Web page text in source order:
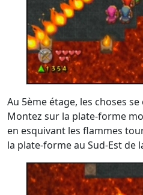
Au 5ème étage, les choses
Montez sur la plate-forme
en esquivant les flammes
la plate-forme au Sud-Est de